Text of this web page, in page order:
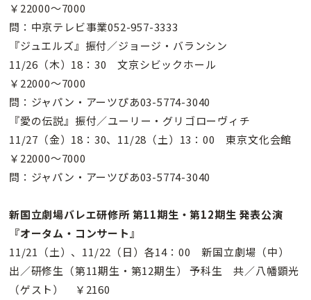
￥22000〜7000
問：中京テレビ事業052-957-3333
『ジュエルズ』振付／ジョージ・バランシン
11/26（木）18：30 文京シビックホール
￥22000〜7000
問：ジャパン・アーツぴあ03-5774-3040
『愛の伝説』振付／ユーリー・グリゴローヴィチ
11/27（金）18：30、11/28（土）13：00 東京文化会館
￥22000〜7000
問：ジャパン・アーツぴあ03-5774-3040
新国立劇場バレエ研修所 第11期生・第12期生 発表公演
『オータム・コンサート』
11/21（土）、11/22（日）各14：00 新国立劇場（中）
出／研修生（第11期生・第12期生） 予科生 共／八幡顕光
（ゲスト） ￥2160